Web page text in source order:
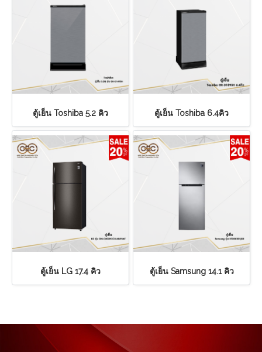
ตู้เย็น Toshiba 5.2 คิว ตู้เย็น Toshiba 6.4คิว
ตู้เย็น LG 17.4 คิว ตู้เย็น Samsung 14.1 คิว